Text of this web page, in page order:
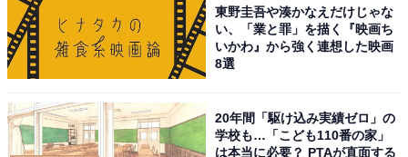
東野圭吾や湊かなえだけじゃな
い、「業と罪」を描く『映画ち
いかわ』から強く連想した映画
8選
20年間「駆け込み実績ゼロ」の
学校も…「こども110番の家」
は本当に必要？ PTAが直面する